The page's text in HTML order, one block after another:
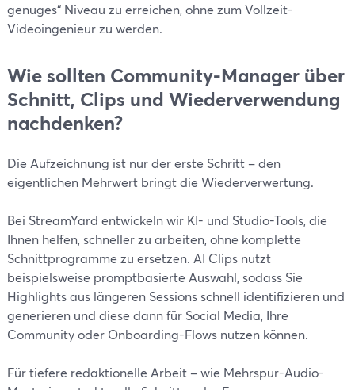
genuges“ Niveau zu erreichen, ohne zum Vollzeit-
Videoingenieur zu werden.
Wie sollten Community-Manager über
Schnitt, Clips und Wiederverwendung
nachdenken?
Die Aufzeichnung ist nur der erste Schritt – den
eigentlichen Mehrwert bringt die Wiederverwertung.
Bei StreamYard entwickeln wir KI- und Studio-Tools, die
Ihnen helfen, schneller zu arbeiten, ohne komplette
Schnittprogramme zu ersetzen. AI Clips nutzt
beispielsweise promptbasierte Auswahl, sodass Sie
Highlights aus längeren Sessions schnell identifizieren und
generieren und diese dann für Social Media, Ihre
Community oder Onboarding-Flows nutzen können.
Für tiefere redaktionelle Arbeit – wie Mehrspur-Audio-